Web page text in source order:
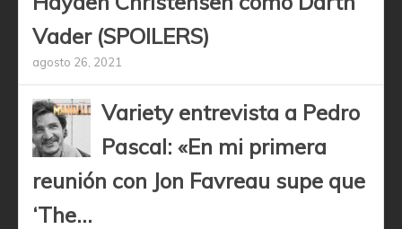
Vader (SPOILERS)
agosto 26, 2021
Variety entrevista a Pedro
Pascal: «En mi primera
reunión con Jon Favreau supe que
‘The...